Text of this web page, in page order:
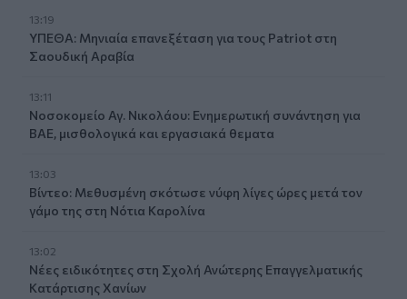
13:19
ΥΠΕΘΑ: Μηνιαία επανεξέταση για τους Patriot στη
Σαουδική Αραβία
13:11
Νοσοκομείο Αγ. Νικολάου: Ενημερωτική συνάντηση για
ΒΑΕ, μισθολογικά και εργασιακά θεματα
13:03
Βίντεο: Μεθυσμένη σκότωσε νύφη λίγες ώρες μετά τον
γάμο της στη Νότια Καρολίνα
13:02
Νέες ειδικότητες στη Σχολή Ανώτερης Επαγγελματικής
Κατάρτισης Χανίων